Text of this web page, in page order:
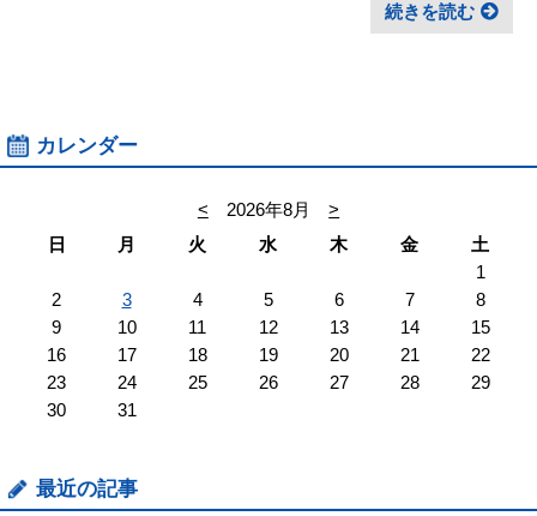
続きを読む
カレンダー
< 2026年8月
>
日
月 火 水 木 金
土
1
2
3 4 5 6 7
8
9
10 11 12 13 14
15
16
17 18 19 20 21
22
23
24 25 26 27 28
29
30
31
最近の記事